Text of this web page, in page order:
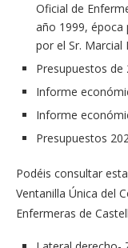
Oficial de
año 1999, época
por el Sr. Marcial
Presupuestos de
Informe
Informe
Presupuestos
Podéis consultar
Ventanilla Única del
Enfermeras de